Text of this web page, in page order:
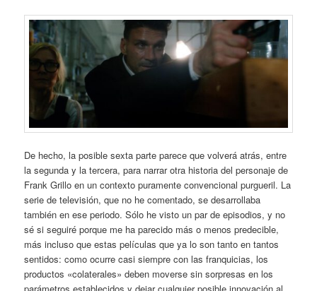
De hecho, la posible sexta parte parece que volverá atrás, entre
la segunda y la tercera, para narrar otra historia del personaje de
Frank Grillo en un contexto puramente convencional purgueril. La
serie de televisión, que no he comentado, se desarrollaba
también en ese periodo. Sólo he visto un par de episodios, y no
sé si seguiré porque me ha parecido más o menos predecible,
más incluso que estas películas que ya lo son tanto en tantos
sentidos: como ocurre casi siempre con las franquicias, los
productos «colaterales» deben moverse sin sorpresas en los